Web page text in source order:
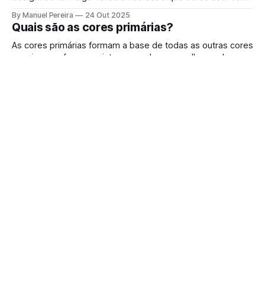
situação.
By Manuel Pereira 24 Out 2025
Quais são as cores primárias?
As cores primárias formam a base de todas as outras cores
e variam conforme o sistema usado - vermelho, azul e